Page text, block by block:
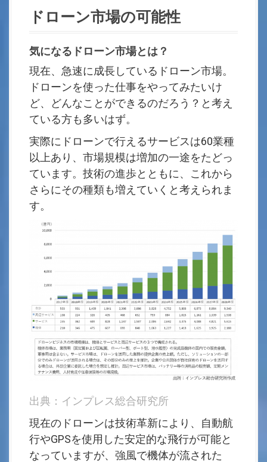
ドローン市場の可能性
気になるドローン市場とは？
現在、急速に成長しているドローン市場。
ドローンを使った仕事をやってみたいけ
ど、どんなことができるのだろう？と考え
ている方も多いはず。
実際にドローンで行えるサービスは60業種
以上あり、市場規模は増加の一途をたどっ
ています。技術の進歩とともに、これから
さらにその種類も増えていくと考えられま
す。
出典：インプレス総合研究所
現在のドローンは技術革新により、自動航
行やGPSを使用した安定的な飛行が可能と
なっていますが、強風で機体が流された